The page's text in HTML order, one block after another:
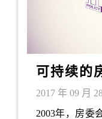
可持续的
金？
2017 年 09 月
2003年，房委